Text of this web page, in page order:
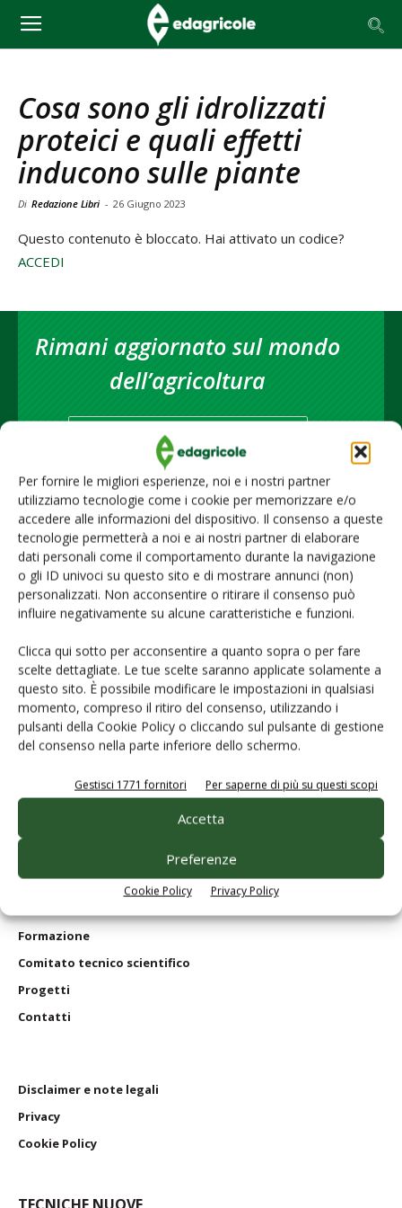
Per fornire le migliori esperienze, noi e i nostri partner
utilizziamo tecnologie come i cookie per memorizzare e/o
accedere alle informazioni del dispositivo. Il consenso a queste
tecnologie permetterà a noi e ai nostri partner di elaborare
dati personali come il comportamento durante la navigazione
o gli ID univoci su questo sito e di mostrare annunci (non)
personalizzati. Non acconsentire o ritirare il consenso può
influire negativamente su alcune caratteristiche e funzioni.
Clicca qui sotto per acconsentire a quanto sopra o per fare
scelte dettagliate. Le tue scelte saranno applicate solamente a
questo sito. È possibile modificare le impostazioni in qualsiasi
momento, compreso il ritiro del consenso, utilizzando i
pulsanti della Cookie Policy o cliccando sul pulsante di gestione
del consenso nella parte inferiore dello schermo.
Gestisci 1771 fornitori Per saperne di più su questi scopi
Accetta
Preferenze
Cookie Policy Privacy Policy
Cosa sono gli idrolizzati
proteici e quali effetti
inducono sulle piante
Di Redazione Libri - 26 Giugno 2023
Questo contenuto è bloccato. Hai attivato un codice?
ACCEDI
Rimani aggiornato sul mondo
dell’agricoltura
Iscriviti alle nostre newsletter
© Tecniche Nuove Spa. Tutti i diritti riservati. Sede legale Via Eritrea 21 -
20157 Milano | Codice fiscale, Partita IVA e Iscrizione al Registro delle
imprese di Milano: 00753480151
Servizi pergli abbonati
Le nostre riviste
Formazione
Comitato tecnico scientifico
Progetti
Contatti
Disclaimer e note legali
Privacy
Cookie Policy
TECNICHE NUOVE